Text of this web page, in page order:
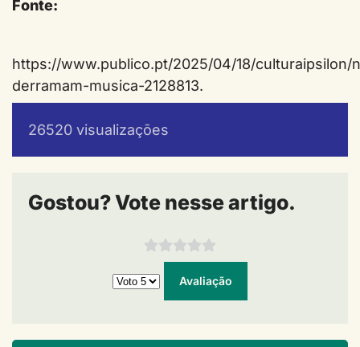
Fonte:
https://www.publico.pt/2025/04/18/culturaipsilon/
derramam-musica-2128813.
26520 visualizações
Gostou? Vote nesse artigo.
Por favor, avalie